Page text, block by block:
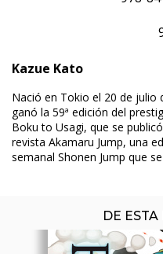
Kazue Kato
Nació en Tokio el 20 de julio
ganó la 59ª edición del
Boku to Usagi, que se
revista Akamaru Jump, una
semanal Shonen Jump que
DE